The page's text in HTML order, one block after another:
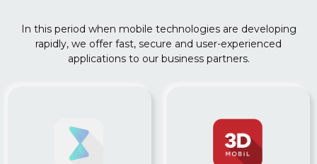
In this period when mobile technologies are developing
rapidly, we offer fast, secure and user-experienced
applications to our business partners.